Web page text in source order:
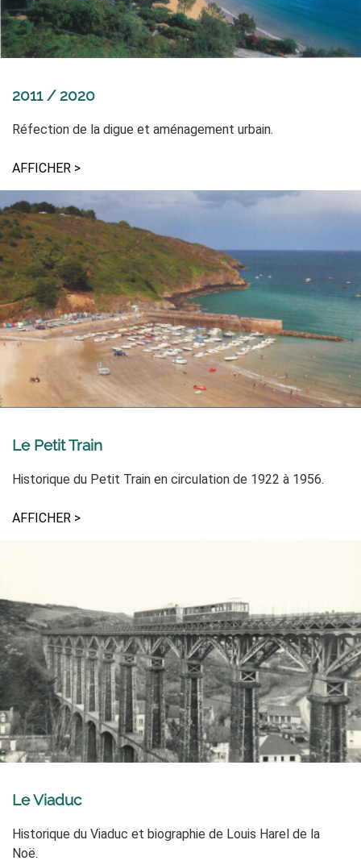
2011 / 2020
Réfection de la digue et aménagement urbain.
AFFICHER >
Le Petit Train
Historique du Petit Train en circulation de 1922 à 1956.
AFFICHER >
Le Viaduc
Historique du Viaduc et biographie de Louis Harel de la
Noë.